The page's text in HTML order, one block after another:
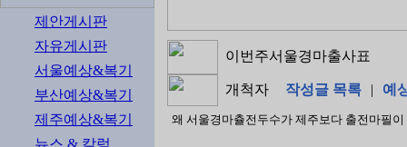
제안게시판
자유게시판
서울예상&복기
부산예상&복기
제주예상&복기
뉴스 & 칼럼
이번주서울경마출사표
개척자 작성글 목록 | 예
왜 서울경마츌전두수가 제주보다 출전마필